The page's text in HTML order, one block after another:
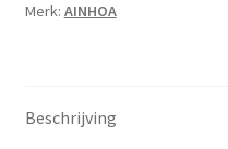
Merk: AINHOA
Beschrijving